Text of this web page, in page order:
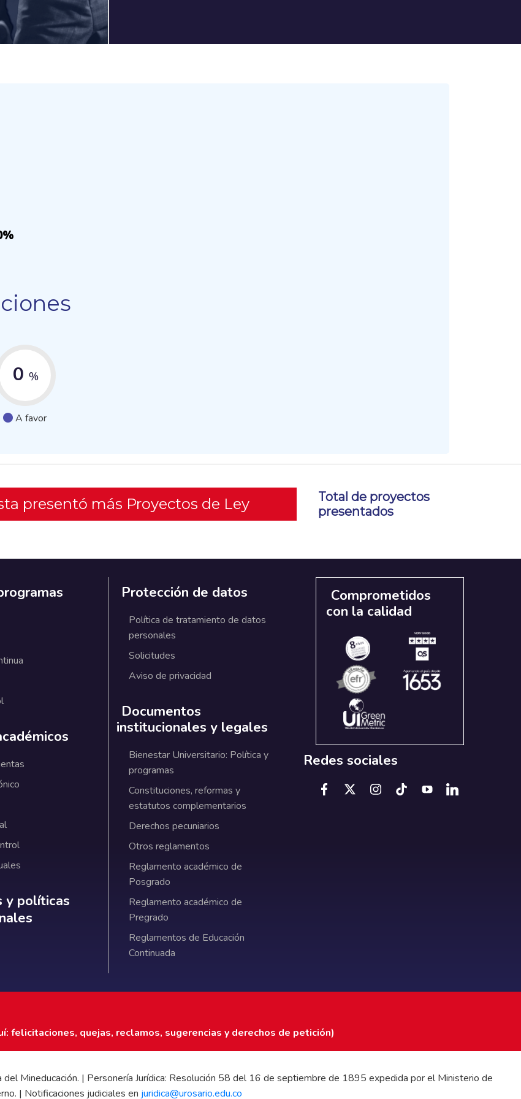
0 %
A favor
presentó más Proyectos de Ley
Total de proyectos
presentados
y políticas institucionales
y políticas
Protección de datos
Política de tratamiento de datos
personales
Solicitudes
Aviso de privacidad
Documentos
institucionales y legales
Bienestar Universitario: Política y
programas
Constituciones, reformas y
estatutos complementarios
Derechos pecuniarios
Otros reglamentos
Reglamento académico de
Posgrado
Reglamento académico de
Pregrado
Reglamentos de Educación
Continuada
Comprometidos
con la calidad
Redes sociales
felicitaciones, quejas, reclamos, sugerencias y derechos de petición)
del Mineducación. | Personería Jurídica: Resolución 58 del 16 de septiembre de 1895 expedida por el Ministerio de
| Notificaciones judiciales en juridica@urosario.edu.co